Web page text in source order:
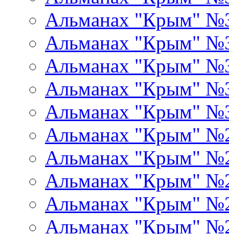
Альманах "Крым"
Альманах "Крым"
Альманах "Крым"
Альманах "Крым"
Альманах "Крым"
Альманах "Крым"
Альманах "Крым"
Альманах "Крым"
Альманах "Крым"
Альманах "Крым"